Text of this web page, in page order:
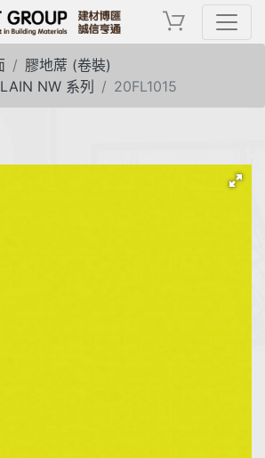
膠地蓆 (卷裝)
NW 系列
20FL1015